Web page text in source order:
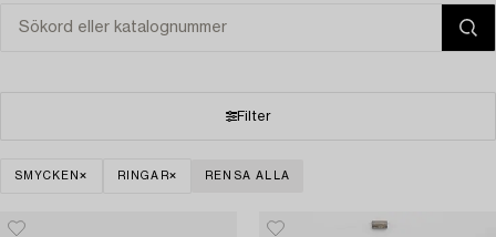
Filter
SMYCKEN RINGAR RENSA ALLA